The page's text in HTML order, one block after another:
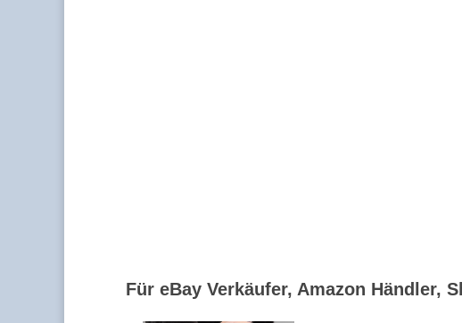
Für eBay Verkäufer, Amazon Händler,